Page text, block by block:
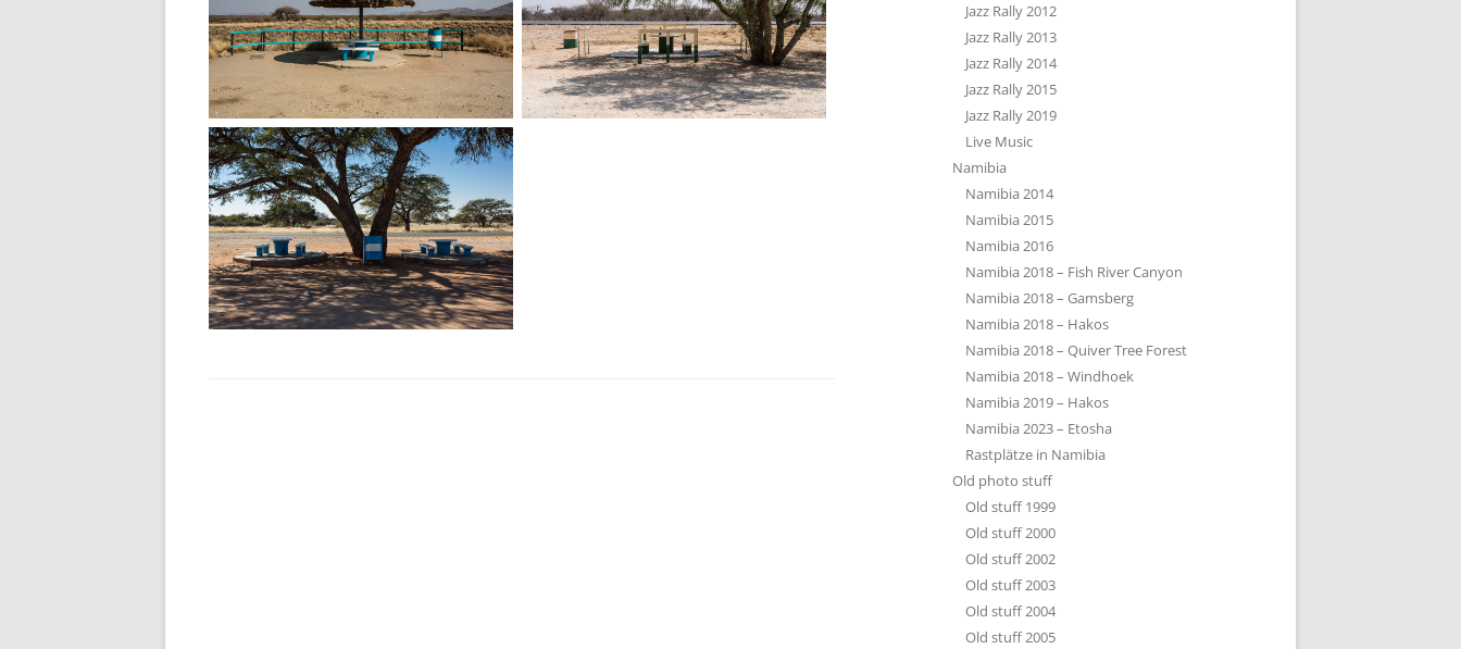
Jazz Rally 2012
Jazz Rally 2013
Jazz Rally 2014
Jazz Rally 2015
Jazz Rally 2019
Live Music
Namibia
Namibia 2014
Namibia 2015
Namibia 2016
Namibia 2018 – Fish River Canyon
Namibia 2018 – Gamsberg
Namibia 2018 – Hakos
Namibia 2018 – Quiver Tree Forest
Namibia 2018 – Windhoek
Namibia 2019 – Hakos
Namibia 2023 – Etosha
Rastplätze in Namibia
Old photo stuff
Old stuff 1999
Old stuff 2000
Old stuff 2002
Old stuff 2003
Old stuff 2004
Old stuff 2005